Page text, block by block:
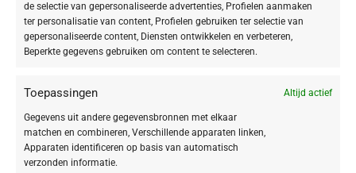
de selectie van gepersonaliseerde advertenties, Profielen aanmaken
ter personalisatie van content, Profielen gebruiken ter selectie van
gepersonaliseerde content, Diensten ontwikkelen en verbeteren,
Beperkte gegevens gebruiken om content te selecteren.
Toepassingen Altijd actief
Gegevens uit andere gegevensbronnen met elkaar
matchen en combineren, Verschillende apparaten linken,
Apparaten identificeren op basis van automatisch
verzonden informatie.